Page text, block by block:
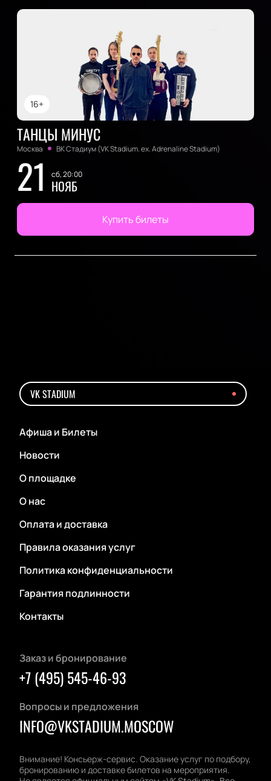
16+
ТАНЦЫ МИНУС
Москва ВК Стадиум (VK Stadium. ex. Adrenaline Stadium)
21 сб, 20:00
НОЯБ
Купить билеты
VK STADIUM
Афиша и Билеты
Новости
О площадке
О нас
Оплата и доставка
Правила оказания услуг
Политика конфиденциальности
Гарантия подлинности
Контакты
Внимание! Консьерж-сервис. Оказание услуг по подбору,
бронированию и доставке билетов на мероприятия.
Заказ и бронирование
+7 (495) 545-46-93
Вопросы и предложения
INFO@VKSTADIUM.MOSCOW